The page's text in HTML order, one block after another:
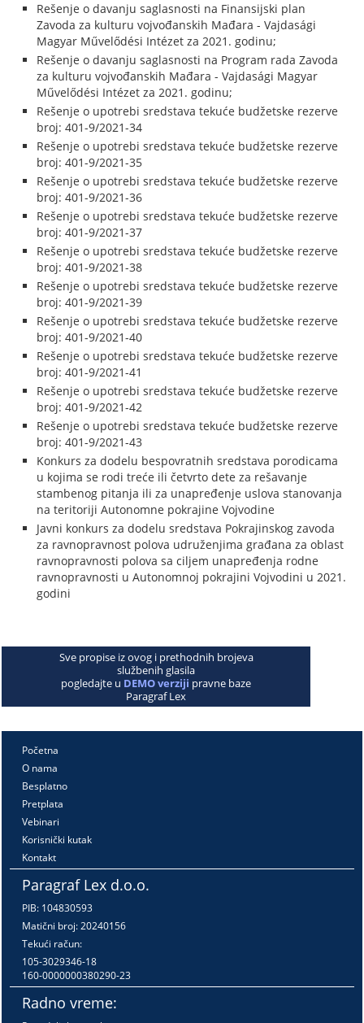
Rešenje o davanju saglasnosti na Finansijski plan
Zavoda za kulturu vojvođanskih Mađara - Vajdasági
Magyar Művelődési Intézet za 2021. godinu;
Rešenje o davanju saglasnosti na Program rada Zavoda
za kulturu vojvođanskih Mađara - Vajdasági Magyar
Művelődési Intézet za 2021. godinu;
Rešenje o upotrebi sredstava tekuće budžetske rezerve
broj: 401-9/2021-34
Rešenje o upotrebi sredstava tekuće budžetske rezerve
broj: 401-9/2021-35
Rešenje o upotrebi sredstava tekuće budžetske rezerve
broj: 401-9/2021-36
Rešenje o upotrebi sredstava tekuće budžetske rezerve
broj: 401-9/2021-37
Rešenje o upotrebi sredstava tekuće budžetske rezerve
broj: 401-9/2021-38
Rešenje o upotrebi sredstava tekuće budžetske rezerve
broj: 401-9/2021-39
Rešenje o upotrebi sredstava tekuće budžetske rezerve
broj: 401-9/2021-40
Rešenje o upotrebi sredstava tekuće budžetske rezerve
broj: 401-9/2021-41
Rešenje o upotrebi sredstava tekuće budžetske rezerve
broj: 401-9/2021-42
Rešenje o upotrebi sredstava tekuće budžetske rezerve
broj: 401-9/2021-43
Konkurs za dodelu bespovratnih sredstava porodicama
u kojima se rodi treće ili četvrto dete za rešavanje
stambenog pitanja ili za unapređenje uslova stanovanja
na teritoriji Autonomne pokrajine Vojvodine
Javni konkurs za dodelu sredstava Pokrajinskog zavoda
za ravnopravnost polova udruženjima građana za oblast
ravnopravnosti polova sa ciljem unapređenja rodne
ravnopravnosti u Autonomnoj pokrajini Vojvodini u 2021.
godini
Sve propise iz ovog i prethodnih brojeva
službenih glasila
pogledajte u DEMO verziji pravne baze
Paragraf Lex
Početna
O nama
Besplatno
Pretplata
Vebinari
Korisnički kutak
Kontakt
Paragraf Lex d.o.o.
PIB: 104830593
Matični broj: 20240156
Tekući račun:
105-3029346-18
160-0000000380290-23
Radno vreme: